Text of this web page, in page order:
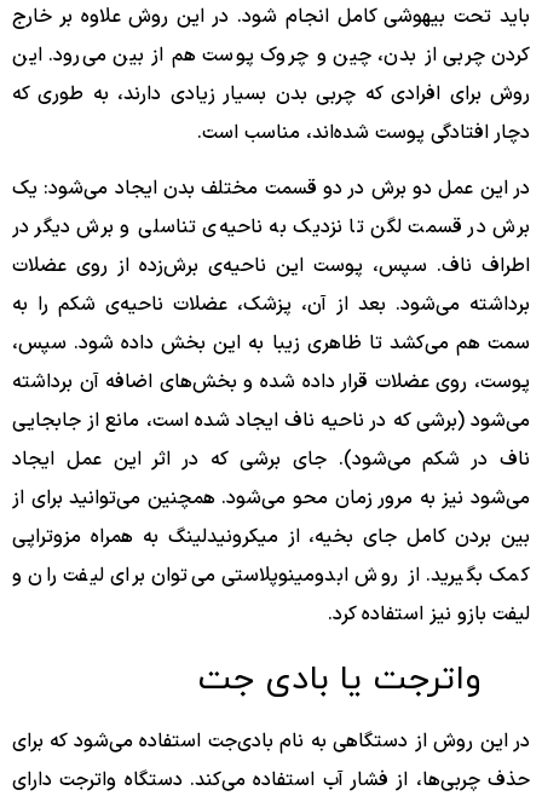
باید تحت بیهوشی کامل انجام شود. در این روش علاوه بر خارج
کردن چربی از بدن، چین و چروک پوست هم از بین می‌رود. این
روش برای افرادی که چربی بدن بسیار زیادی دارند، به طوری که
دچار افتادگی پوست ‌شده‌اند، مناسب است.
در این عمل دو برش در دو قسمت مختلف بدن ایجاد می‌شود: یک
برش در قسمت لگن تا نزدیک به ناحیه‌ی تناسلی و برش دیگر در
اطراف ناف. سپس، پوست این ناحیه‌ی برش‌زده از روی عضلات
برداشته می‌شود. بعد از آن، پزشک، عضلات ناحیه‌ی شکم را به
سمت هم می‌کشد تا ظاهری زیبا به این بخش داده شود. سپس،
پوست، روی عضلات قرار داده شده و بخش‌های اضافه آن برداشته
می‌شود (برشی که در ناحیه ناف ایجاد شده است، مانع از جابجایی
ناف در شکم می‌شود). جای برشی که در اثر این عمل ایجاد
می‌شود نیز به مرور زمان محو می‌شود. همچنین می‌توانید برای از
بین بردن کامل جای بخیه، از میکرونیدلینگ به همراه مزوتراپی
کمک بگیرید. از روش ابدومینوپلاستی می‌توان برای لیفت ران و
لیفت بازو نیز استفاده کرد.
واترجت یا بادی جت
در این روش از دستگاهی به نام بادی‌جت استفاده می‌شود که برای
حذف چربی‌ها، از فشار آب استفاده می‌کند. دستگاه واترجت دارای